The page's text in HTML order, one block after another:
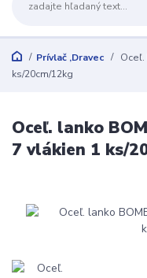
Prívlač ,Dravec
Oceľ.
ks/20cm/12kg
Oceľ. lanko
7 vlákien 1 ks/